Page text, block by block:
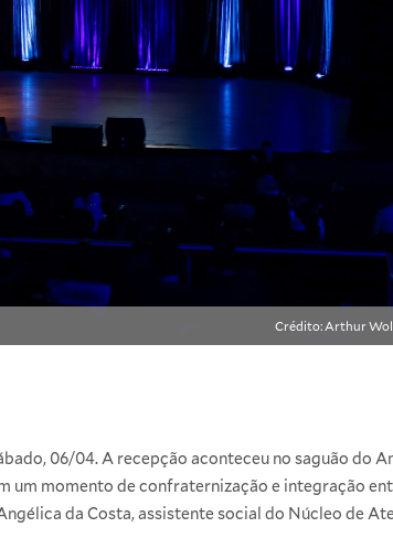
Crédito: Arthur
06/04. A recepção aconteceu no saguão do
um momento de confraternização e integração
da Costa, assistente social do Núcleo de